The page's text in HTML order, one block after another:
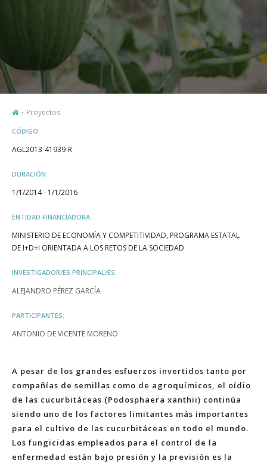
Proyectos
CÓDIGO:
AGL2013-41939-R
DURACIÓN:
1/1/2014 - 1/1/2016
ENTIDAD FINANCIADORA:
MINISTERIO DE ECONOMÍA Y COMPETITIVIDAD, PROGRAMA ESTATAL
DE I+D+I ORIENTADA A LOS RETOS DE LA SOCIEDAD
INVESTIGADOR/ES PRINCIPAL/ES:
ALEJANDRO PÉREZ GARCÍA
PARTICIPANTES:
ANTONIO DE VICENTE MORENO
A pesar de los grandes esfuerzos invertidos tanto por
compañías de semillas como de agroquímicos, el oídio
de las cucurbitáceas (Podosphaera xanthii) continúa
siendo uno de los factores limitantes más importantes
para el cultivo de las cucurbitáceas en todo el mundo.
Los fungicidas empleados para el control de la
enfermedad están bajo presión y la previsión es la